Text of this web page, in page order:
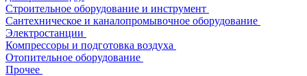
Строительное оборудование и инструмент
Сантехническое и каналопромывочное оборудование
Электростанции
Компрессоры и подготовка воздуха
Отопительное оборудование
Прочее